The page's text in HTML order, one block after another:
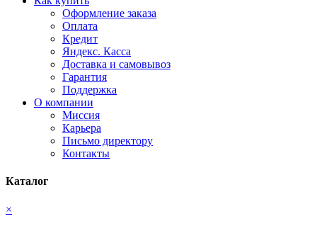
Оформление заказа
Оплата
Кредит
Яндекс. Касса
Доставка и самовывоз
Гарантия
Поддержка
О компании
Миссия
Карьера
Письмо директору
Контакты
Каталог
×